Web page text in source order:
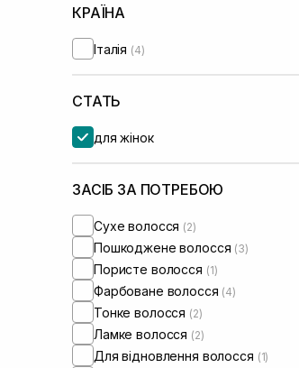
КРАЇНА
Італія (4)
СТАТЬ
для жінок
ЗАСІБ ЗА ПОТРЕБОЮ
Сухе волосся (2)
Пошкоджене волосся (3)
Пористе волосся (1)
Фарбоване волосся (4)
Тонке волосся (2)
Ламке волосся (2)
Для відновлення волосся (1)